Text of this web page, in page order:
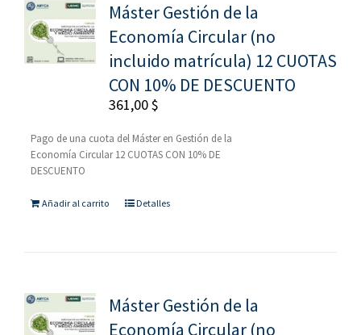
Máster Gestión de la
Economía Circular (no
incluido matrícula) 12 CUOTAS
CON 10% DE DESCUENTO
361,00$
Pago de una cuota del Máster en Gestión de la
Economía Circular 12 CUOTAS CON 10% DE
DESCUENTO
Añadir al carrito Detalles
Máster Gestión de la
Economía Circular (no